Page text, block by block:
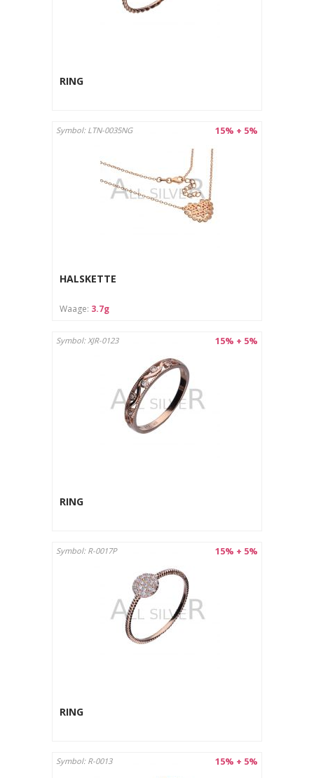
RING
15% + 5%
Symbol: LTN-0035NG
HALSKETTE
Waage: 3.7g
15% + 5%
Symbol: XJR-0123
RING
15% + 5%
Symbol: R-0017P
RING
15% + 5%
Symbol: R-0013